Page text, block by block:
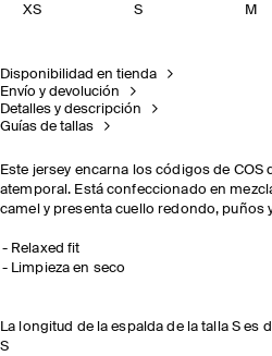
XS S M
Disponibilidad en tienda
Envío y devolución
Detalles y descripción
Guías de tallas
Este jersey encarna los códigos de COS
atemporal. Está confeccionado en
camel y presenta cuello redondo, puños
Relaxed fit
Limpieza en seco
La longitud de la espalda de la talla S es
S